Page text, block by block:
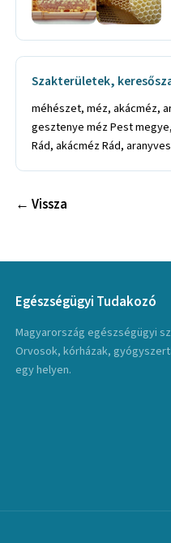
Szakterületek,
méhészet, méz, akácméz,
gesztenye méz Pest
Rád, akácméz Rád,
← Vissza
Egészségügyi Tudakozó
Magyarország egészségügyi
Orvosok, kórházak,
egy helyen.